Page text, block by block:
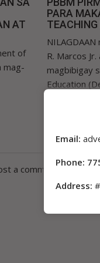
AT
of
mag-
PARA
R. Marcos
magbibigay
Education
a comment.
Email:
Phone:
Address: